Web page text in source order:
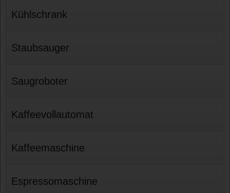
Kühlschrank
Staubsauger
Saugroboter
Kaffeevollautomat
Kaffeemaschine
Espressomaschine